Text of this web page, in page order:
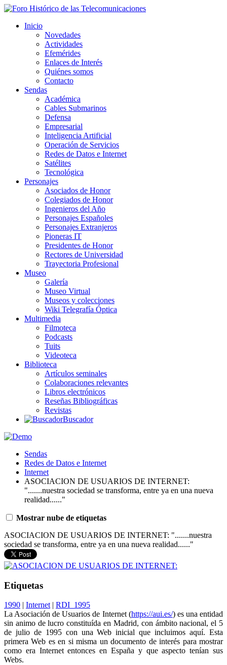
Inicio
Novedades
Actividades
Efemérides
Enlaces de Interés
Quiénes somos
Contacto
Sendas
Académica
Cables Submarinos
Defensa
Empresarial
Inteligencia Artificial
Operación de Servicios
Redes de Datos e Internet
Satélites
Tecnológica
Personajes
Asociados de Honor
Colegiados de Honor
Ingenieros del Año
Personajes Españoles
Personajes Extranjeros
Pioneras IT
Presidentes de Honor
Rectores de Universidad
Trayectoria Profesional
Museo
Galería
Museo Virtual
Museos y colecciones
Wiki Telegrafía Óptica
Multimedia
Filmoteca
Podcasts
Tuits
Videoteca
Biblioteca
Artículos seminales
Colaboraciones relevantes
Libros electrónicos
Reseñas Bibliográficas
Revistas
Buscador
Sendas
Redes de Datos e Internet
Internet
ASOCIACION DE USUARIOS DE INTERNET:
".......nuestra sociedad se transforma, entre ya en una nueva
realidad......"
Mostrar nube de etiquetas
ASOCIACION DE USUARIOS DE INTERNET: ".......nuestra
sociedad se transforma, entre ya en una nueva realidad......"
Etiquetas
1990 | Internet| RDI_1995
La Asociación de Usuarios de Internet (https://aui.es/) es una entidad
sin animo de lucro constituída en Madrid, con ámbito nacional, el 5
de julio de 1995 con una Web inicial que incluimos aquí. Esta
primera Web es en si misma un documento de interés para mostrar
como era Internet entonces en España y que aspecto tenían sus
Webs.